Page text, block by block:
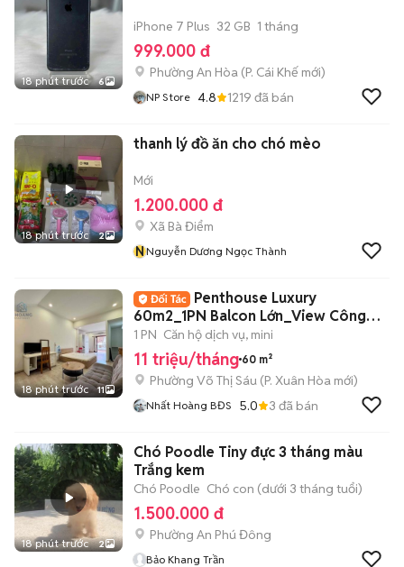
18 phút trước 6
iPhone 7 Plus 32 GB 1 tháng
999.000 đ
Phường An Hòa (P. Cái Khế mới)
NP Store 4.8 1219 đã bán
18 phút trước 2
thanh lý đồ ăn cho chó mèo
Mới
1.200.000 đ
Xã Bà Điểm
NNguyễn Dương Ngọc Thành
18 phút trước 11
Penthouse Luxury
60m2_1PN Balcon Lớn_View Công
Viên Ngay Võ Thị Sáu
1 PN Căn hộ dịch vụ, mini
11 triệu/tháng 60 m²
Phường Võ Thị Sáu (P. Xuân Hòa mới)
Nhất Hoàng BĐS 5.0 3 đã bán
18 phút trước 2
Chó Poodle Tiny đực 3 tháng màu
Trắng kem
Chó Poodle Chó con (dưới 3 tháng tuổi)
1.500.000 đ
Phường An Phú Đông
Bảo Khang Trần